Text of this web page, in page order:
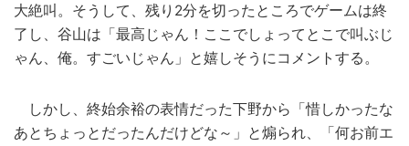
大絶叫。そうして、残り2分を切ったところでゲームは終
了し、谷山は「最高じゃん！ここでしょってとこで叫ぶじ
ゃん、俺。すごいじゃん」と嬉しそうにコメントする。
しかし、終始余裕の表情だった下野から「惜しかったな
あとちょっとだったんだけどな～」と煽られ、「何お前エ